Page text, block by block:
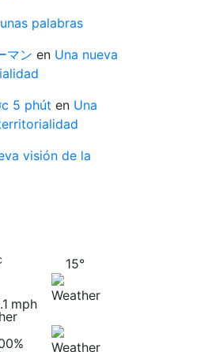
palabras
マン en Una nueva
5 phút en Una
visión de la
mph
15°